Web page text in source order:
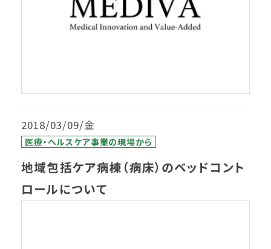
2018/03/09/金
医療・ヘルスケア事業の現場から
地域包括ケア病棟（病床）のベッドコント
ロールについて